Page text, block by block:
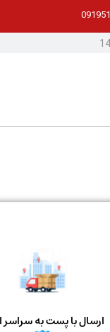
ارسال با پست به سراسر